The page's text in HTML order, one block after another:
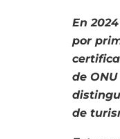
En
por
de
de